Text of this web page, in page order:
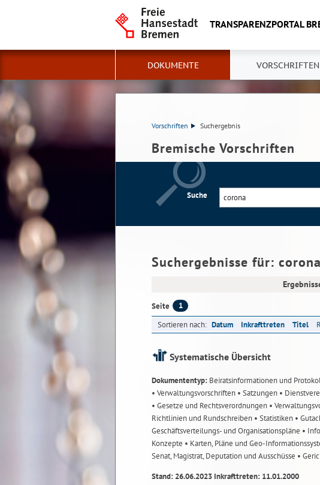
TRANSPARENZPORTAL
DOKUMENTE VORSCHRIFTEN
Vorschriften Suchergebnis
Bremische Vorschriften
Suche
Suchergebnisse für: corona
Seite 1
Sortieren nach: Datum Inkrafttreten Titel
Systematische Übersicht
Dokumententyp: Beiratsinformationen und
• Verwaltungsvorschriften • Satzungen •
• Gesetze und Rechtsverordnungen •
Richtlinien und Rundschreiben • Statistiken •
Geschäftsverteilungs- und Organisationspläne •
Konzepte • Karten, Pläne und Geo-
Senat, Magistrat, Deputation und Ausschüsse •
Stand: 26.06.2023 Inkrafttreten: 11.01.2000